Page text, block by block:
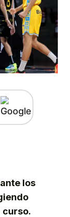
los
curso.